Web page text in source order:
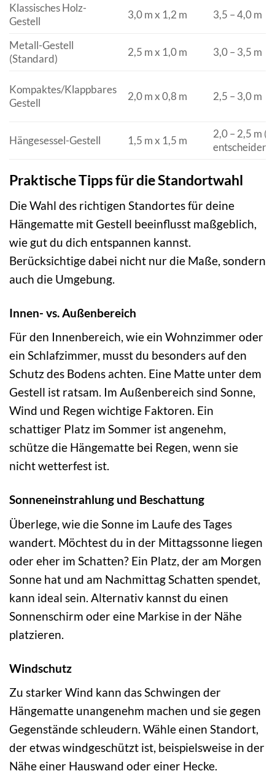
Klassisches Holz-
Gestell
3,0 m x 1,2 m 3,5 – 4,0 m
Metall-Gestell
(Standard)
2,5 m x 1,0 m 3,0 – 3,5 m
Kompaktes/Klappbares
Gestell
2,0 m x 0,8 m 2,5 – 3,0 m
Hängesessel-Gestell 1,5 m x 1,5 m
2,0 – 2,5 m
Praktische Tipps für die Standortwahl
Die Wahl des richtigen Standortes für deine
Hängematte mit Gestell beeinflusst maßgeblich,
wie gut du dich entspannen kannst.
Berücksichtige dabei nicht nur die Maße, sondern
auch die Umgebung.
Innen- vs. Außenbereich
Für den Innenbereich, wie ein Wohnzimmer oder
ein Schlafzimmer, musst du besonders auf den
Schutz des Bodens achten. Eine Matte unter dem
Gestell ist ratsam. Im Außenbereich sind Sonne,
Wind und Regen wichtige Faktoren. Ein
schattiger Platz im Sommer ist angenehm,
schütze die Hängematte bei Regen, wenn sie
nicht wetterfest ist.
Sonneneinstrahlung und Beschattung
Überlege, wie die Sonne im Laufe des Tages
wandert. Möchtest du in der Mittagssonne liegen
oder eher im Schatten? Ein Platz, der am Morgen
Sonne hat und am Nachmittag Schatten spendet,
kann ideal sein. Alternativ kannst du einen
Sonnenschirm oder eine Markise in der Nähe
platzieren.
Windschutz
Zu starker Wind kann das Schwingen der
Hängematte unangenehm machen und sie gegen
Gegenstände schleudern. Wähle einen Standort,
der etwas windgeschützt ist, beispielsweise in der
Nähe einer Hauswand oder einer Hecke.